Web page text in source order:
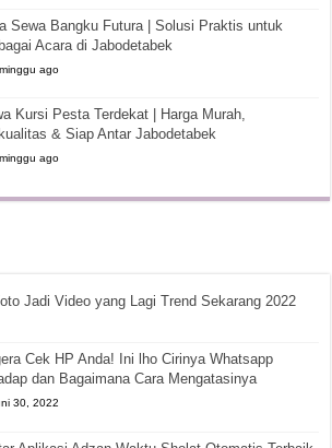
Sewa Bangku Futura | Solusi Praktis untuk
Acara di Jabodetabek
ago
Kursi Pesta Terdekat | Harga Murah,
& Siap Antar Jabodetabek
ago
Jadi Video yang Lagi Trend Sekarang 2022
Cek HP Anda! Ini lho Cirinya Whatsapp
dan Bagaimana Cara Mengatasinya
30, 2022